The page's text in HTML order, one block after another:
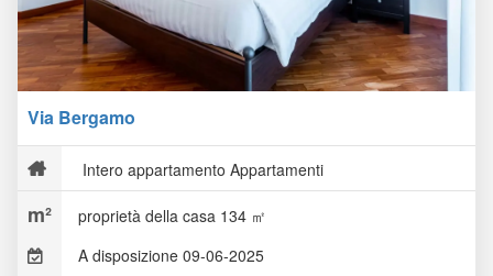
Via Bergamo
Intero appartamento Appartamenti
proprietà della casa 134 ㎡
A disposizione 09-06-2025